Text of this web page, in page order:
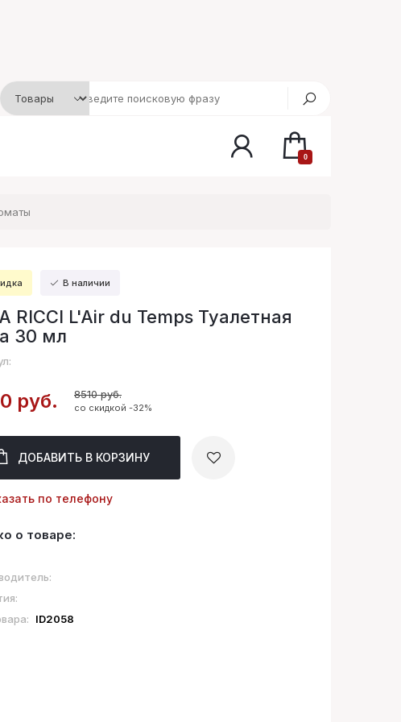
0
В наличии
RICCI L'Air du Temps Туалетная
30 мл
руб. 8510 руб.
со скидкой -32%
ДОБАВИТЬ В КОРЗИНУ
по телефону
о товаре:
ID2058